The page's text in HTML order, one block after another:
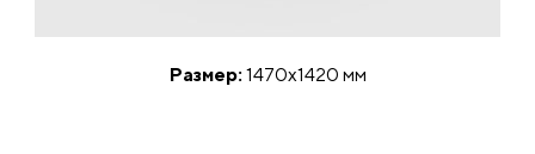
Размер: 1470х1420 мм